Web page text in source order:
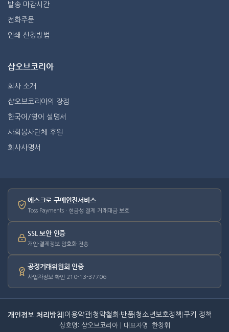
발송 마감시간
전화주문
인쇄 신청방법
샵오브코리아
회사 소개
샵오브코리아의 장점
한국어/영어 설명서
사회봉사단체 후원
회사사명서
에스크로 구매안전서비스
Toss Payments · 현금성 결제 거래대금 보호
SSL 보안 인증
개인·결제정보 암호화 전송
공정거래위원회 인증
사업자정보 확인 210-13-37706
개인정보 처리방침 이용약관 청약철회·반품 청소년보호정책 쿠키 정책
상호명: 샵오브코리아 | 대표자명: 한창휘